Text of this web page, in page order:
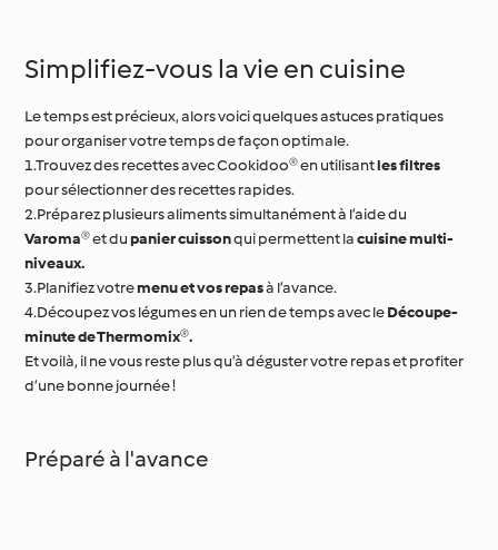
Simplifiez-vous la vie en cuisine
Le temps est précieux, alors voici quelques astuces pratiques
pour organiser votre temps de façon optimale.
1.Trouvez des recettes avec Cookidoo® en utilisantles filtres
pour sélectionner des recettes rapides.
2.Préparez plusieurs aliments simultanément à l’aide du
Varoma®et dupanier cuissonqui permettent lacuisine multi-
niveaux.
3.Planifiez votremenu et vos repasà l’avance.
4.Découpez vos légumes en un rien de temps avec leDécoupe-
minute de Thermomix®.
Et voilà, il ne vous reste plus qu’à déguster votre repas et profiter
d’une bonne journée !
Préparé à l'avance